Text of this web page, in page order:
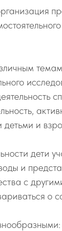
детьми и
дети
и
с
о